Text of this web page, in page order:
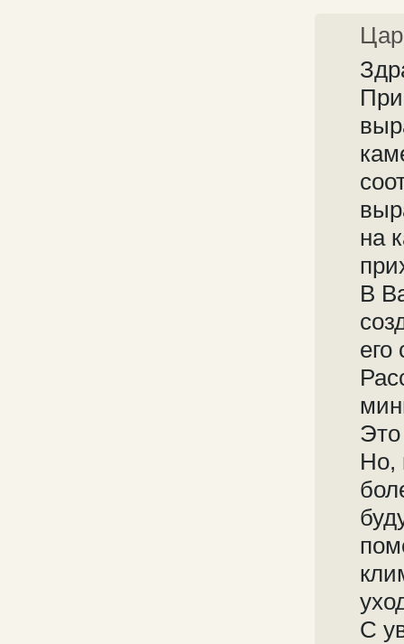
на
В
Это
Но,
С